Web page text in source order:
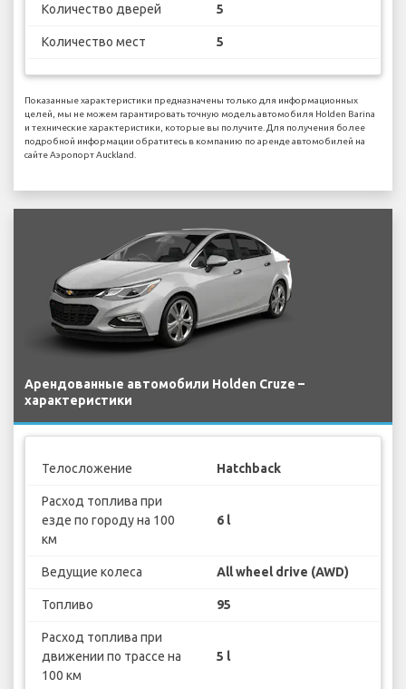
Количество дверей 5
Количество мест 5
Показанные характеристики предназначены только для информационных
целей, мы не можем гарантировать точную модель автомобиля Holden Barina
и технические характеристики, которые вы получите. Для получения более
подробной информации обратитесь в компанию по аренде автомобилей на
сайте Аэропорт Auckland.
Арендованные автомобили Holden Cruze –
характеристики
Телосложение Hatchback
Расход топлива при
езде по городу на 100
км
6 l
Ведущие колеса All wheel drive (AWD)
Топливо 95
Расход топлива при
движении по трассе на
100 км
5 l